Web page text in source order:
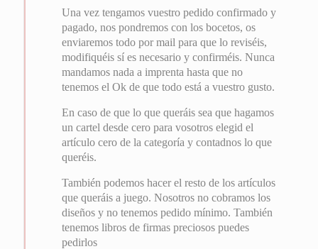
Una vez tengamos vuestro pedido confirmado y
pagado, nos pondremos con los bocetos, os
enviaremos todo por mail para que lo reviséis,
modifiquéis sí es necesario y confirméis. Nunca
mandamos nada a imprenta hasta que no
tenemos el Ok de que todo está a vuestro gusto.
En caso de que lo que queráis sea que hagamos
un cartel desde cero para vosotros elegid el
artículo cero de la categoría y contadnos lo que
queréis.
También podemos hacer el resto de los artículos
que queráis a juego. Nosotros no cobramos los
diseños y no tenemos pedido mínimo. También
tenemos libros de firmas preciosos puedes
pedirlos